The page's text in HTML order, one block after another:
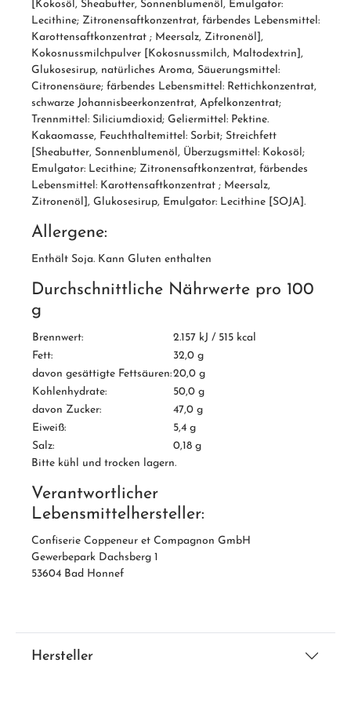
[Kokosöl, Sheabutter, Sonnenblumenöl, Emulgator:
Lecithine; Zitronensaftkonzentrat, färbendes Lebensmittel:
Karottensaftkonzentrat ; Meersalz, Zitronenöl],
Kokosnussmilchpulver [Kokosnussmilch, Maltodextrin],
Glukosesirup, natürliches Aroma, Säuerungsmittel:
Citronensäure; färbendes Lebensmittel: Rettichkonzentrat,
schwarze Johannisbeerkonzentrat, Apfelkonzentrat;
Trennmittel: Siliciumdioxid; Geliermittel: Pektine.
Kakaomasse, Feuchthaltemittel: Sorbit; Streichfett
[Sheabutter, Sonnenblumenöl, Überzugsmittel: Kokosöl;
Emulgator: Lecithine; Zitronensaftkonzentrat, färbendes
Lebensmittel: Karottensaftkonzentrat ; Meersalz,
Zitronenöl], Glukosesirup, Emulgator: Lecithine [SOJA].
Allergene:
Enthält Soja. Kann Gluten enthalten
Durchschnittliche Nährwerte pro 100
g
Brennwert:
2.157 kJ / 515 kcal
Fett:
32,0 g
davon gesättigte Fettsäuren:20,0 g
Kohlenhydrate:
50,0 g
davon Zucker:
47,0 g
Eiweiß:
5,4 g
Salz:
0,18 g
Bitte kühl und trocken lagern.
Verantwortlicher
Lebensmittelhersteller:
Confiserie Coppeneur et Compagnon GmbH
Gewerbepark Dachsberg 1
53604 Bad Honnef
Hersteller